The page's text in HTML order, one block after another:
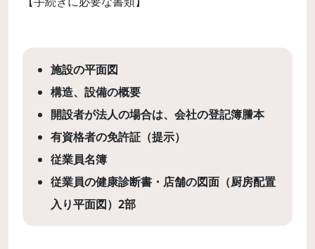
施設の平面図
構造、設備の概要
開設者が法人の場合は、会社の登記簿謄本
有資格者の免許証（提示）
従業員名簿
従業員の健康診断書・店舗の図面（厨房配置
入り平面図）2部